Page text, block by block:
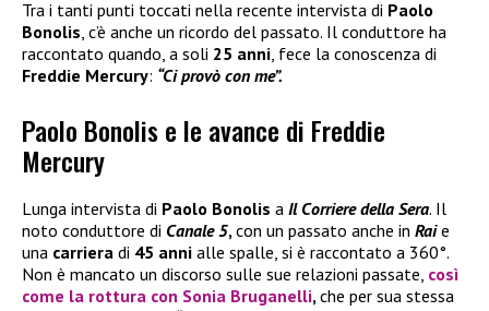
Tra i tanti punti toccati nella recente intervista di Paolo
Bonolis , c’è anche un ricordo del passato. Il conduttore ha
raccontato quando, a soli 25 anni , fece la conoscenza di
Freddie Mercury: “Ci provò con me”.
Paolo Bonolis e le avance di Freddie
Mercury
Lunga intervista di Paolo Bonolis a Il Corriere della Sera. Il
noto conduttore di Canale 5,con un passato anche in Raie
una carriera di 45 anni alle spalle, si è raccontato a 360°.
Non è mancato un discorso sulle sue relazioni passate, così
come la rottura con Sonia Bruganelli,che per sua stessa